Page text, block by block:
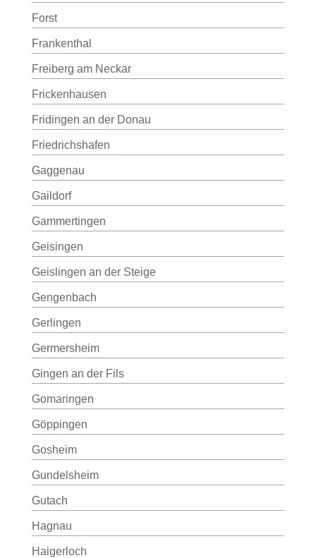
Forst
Frankenthal
Freiberg am Neckar
Frickenhausen
Fridingen an der Donau
Friedrichshafen
Gaggenau
Gaildorf
Gammertingen
Geisingen
Geislingen an der Steige
Gengenbach
Gerlingen
Germersheim
Gingen an der Fils
Gomaringen
Göppingen
Gosheim
Gundelsheim
Gutach
Hagnau
Haigerloch